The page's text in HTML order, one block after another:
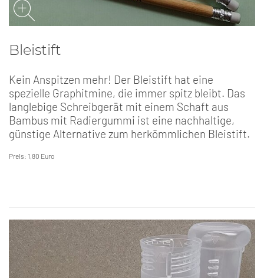
Bleistift
Kein Anspitzen mehr! Der Bleistift hat eine
spezielle Graphitmine, die immer spitz bleibt. Das
langlebige Schreibgerät mit einem Schaft aus
Bambus mit Radiergummi ist eine nachhaltige,
günstige Alternative zum herkömmlichen Bleistift.
Preis: 1,80 Euro